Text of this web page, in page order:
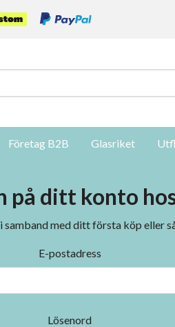
Företag B2B Glasriket
på ditt konto
med ditt första köp eller
E-postadress
Lösenord